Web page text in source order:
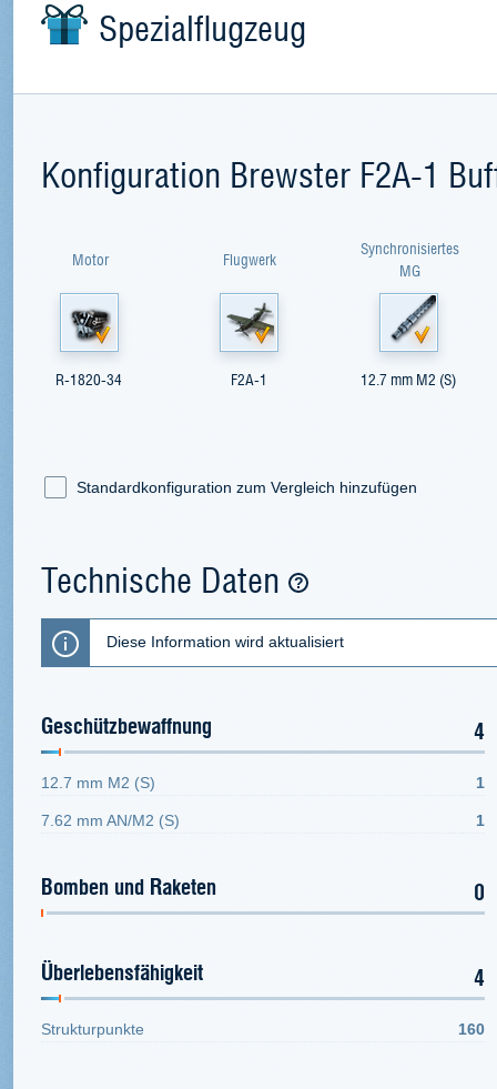
Spezialflugzeug
Konfiguration Brewster F2A-1
Motor
R-1820-34
Flugwerk
F2A-1
Synchronisiertes
MG
12.7 mm M2 (S)
Standardkonfiguration zum Vergleich hinzufügen
Technische Daten
Diese Information wird aktualisiert
Geschützbewaffnung 4
12.7 mm M2 (S) 1
7.62 mm AN/M2 (S) 1
Bomben und Raketen 0
Überlebensfähigkeit 4
Strukturpunkte 160